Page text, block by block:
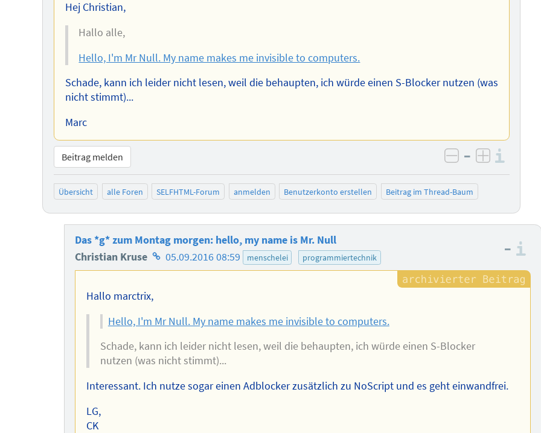
Hej Christian,
Hallo alle,
Hello, I'm Mr Null. My name makes me invisible to computers.
Schade, kann ich leider nicht lesen, weil die behaupten, ich würde einen S-Blocker nutzen (was
nicht stimmt)...
Marc
Beitrag melden negativ
– positiv
Übersicht alle Foren SELFHTML-Forum anmelden Benutzerkonto erstellen Beitrag im Thread-Baum
Das *g* zum Montag morgen: hello, my name is Mr. Null
Christian Kruse Homepage
des
05.09.2016 08:59 menschelei programmiertechnik –
Hallo marctrix,
Hello, I'm Mr Null. My name makes me invisible to computers.
Schade, kann ich leider nicht lesen, weil die behaupten, ich würde einen S-Blocker
nutzen (was nicht stimmt)...
Interessant. Ich nutze sogar einen Adblocker zusätzlich zu NoScript und es geht einwandfrei.
LG,
CK